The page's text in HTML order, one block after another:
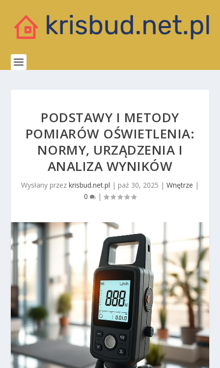
PODSTAWY I METODY
POMIARÓW OŚWIETLENIA:
NORMY, URZĄDZENIA I
ANALIZA WYNIKÓW
Wysłany przez krisbud.net.pl | paź 30, 2025 | Wnętrze |
0
|